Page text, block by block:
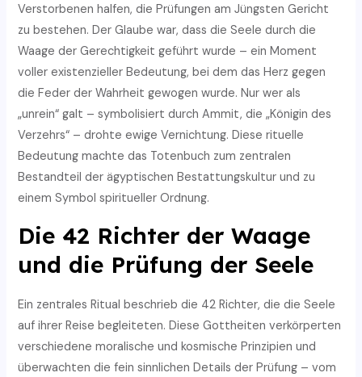
Verstorbenen halfen, die Prüfungen am Jüngsten Gericht
zu bestehen. Der Glaube war, dass die Seele durch die
Waage der Gerechtigkeit geführt wurde – ein Moment
voller existenzieller Bedeutung, bei dem das Herz gegen
die Feder der Wahrheit gewogen wurde. Nur wer als
„unrein“ galt – symbolisiert durch Ammit, die „Königin des
Verzehrs“ – drohte ewige Vernichtung. Diese rituelle
Bedeutung machte das Totenbuch zum zentralen
Bestandteil der ägyptischen Bestattungskultur und zu
einem Symbol spiritueller Ordnung.
Die 42 Richter der Waage
und die Prüfung der Seele
Ein zentrales Ritual beschrieb die 42 Richter, die die Seele
auf ihrer Reise begleiteten. Diese Gottheiten verkörperten
verschiedene moralische und kosmische Prinzipien und
überwachten die fein sinnlichen Details der Prüfung – vom